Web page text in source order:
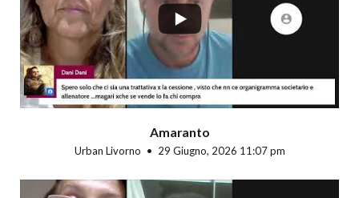
Amaranto
Urban Livorno 29 Giugno, 2026 11:07 pm